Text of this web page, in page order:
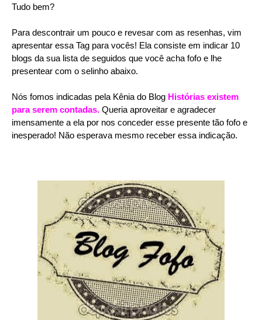
Tudo bem?
Para descontrair um pouco e revesar com as resenhas, vim
apresentar essa Tag para vocês! Ela consiste em indicar 10
blogs da sua lista de seguidos que você acha fofo e lhe
presentear com o selinho abaixo.
Nós fomos indicadas pela Kênia do Blog Histórias existem
para serem contadas. Queria aproveitar e agradecer
imensamente a ela por nos conceder esse presente tão fofo e
inesperado! Não esperava mesmo receber essa indicação.